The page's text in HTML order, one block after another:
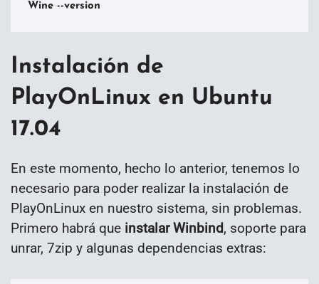
Wine --version
Instalación de
PlayOnLinux en Ubuntu
17.04
En este momento, hecho lo anterior, tenemos lo
necesario para poder realizar la instalación de
PlayOnLinux en nuestro sistema, sin problemas.
Primero habrá que instalar Winbind, soporte para
unrar, 7zip y algunas dependencias extras: